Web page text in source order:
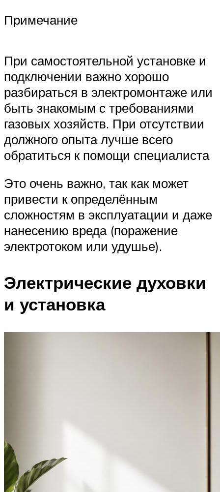
Примечание
При самостоятельной установке и
подключении важно хорошо
разбираться в электромонтаже или
быть знакомым с требованиями
газовых хозяйств. При отсутствии
должного опыта лучше всего
обратиться к помощи специалиста
Это очень важно, так как может
привести к определённым
сложностям в эксплуатации и даже
нанесению вреда (поражение
электротоком или удушье).
Электрические духовки
и установка